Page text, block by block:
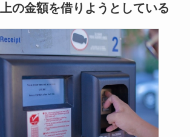
の金額を借りようとしている